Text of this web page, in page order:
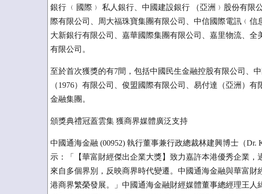
銀行 ﹙國際﹚ 私人銀行、中國建設銀行 （亞洲﹚股份有限
際有限公司、周大福珠寶集團有限公司、中信國際電訊﹙信
大新銀行有限公司、嘉華國際集團有限公司、嘉里物流、
有限公司。
至於首次獲獎的有7間，包括中國民生金融控股有限公司、
（1976）有限公司、俊盟國際有限公司、易付達（亞洲）
金融集團。
頒獎典禮冠蓋雲集 獲商界媒體廣泛支持
中國通海金融 (00952) 執行董事兼行政總裁林建興博士（Dr.
示：「【華富財經傑出企業大獎】致力嘉許本港優秀企業，
來自多個界別，反映商界時代變遷。中國通海金融與華富
港商界繁榮發展。」中國通海金融財經媒體董事總經理王人